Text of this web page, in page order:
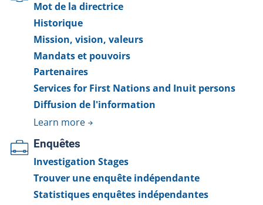
Mot de la directrice
Historique
Mission, vision, valeurs
Mandats et pouvoirs
Partenaires
Services for First Nations and Inuit persons
Diffusion de l'information
Learn more
Enquêtes
Investigation Stages
Trouver une enquête indépendante
Statistiques enquêtes indépendantes